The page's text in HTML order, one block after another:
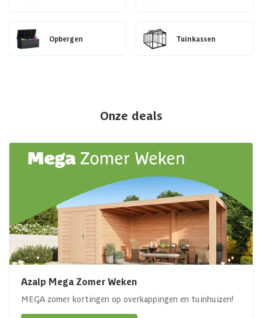
Opbergen Tuinkassen
Onze deals
Azalp Mega Zomer Weken
MEGA zomer kortingen op overkappingen en tuinhuizen!